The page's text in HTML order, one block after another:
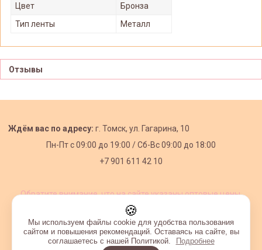
Цвет
Бронза
Тип ленты
Металл
Отзывы
Ждём вас по адресу: г. Томск, ул. Гагарина, 10
Пн-Пт с09:00 до 19:00 /Сб-Вс 09:00 до 18:00
+7 901 611 42 10
Обратите внимание, что на сайте указаны оптовые цены,
🍪
Мы используем файлы cookie для удобства пользования
сайтом и повышения рекомендаций. Оставаясь на сайте, вы
соглашаетесь с нашей Политикой.
Подробнее